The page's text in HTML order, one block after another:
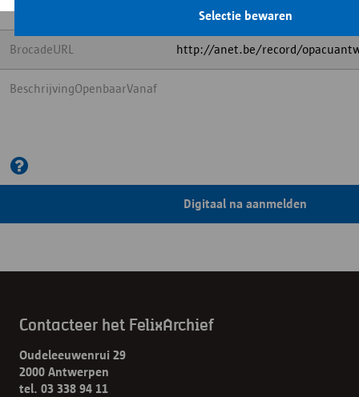
wijken / Antwerpen, Stad **
BrocadeURL http://anet.be/record/
BeschrijvingOpenbaarVanaf
Digitaal na aanmelden
Contacteer het FelixArchief
Oudeleeuwenrui 29
2000 Antwerpen
tel. 03 338 94 11
Selectie bewaren